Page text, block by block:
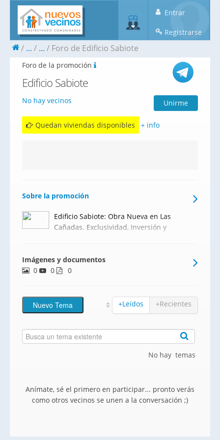
Entrar
Registrarse
... ... Foro de Edificio Sabiote
Foro de la promoción
Edificio Sabiote
No hay vecinos Unirme
Quedan viviendas disponibles + info
Sobre la promoción
Edificio Sabiote: Obra Nueva en Las
Cañadas. Exclusividad, Inversión y
carácter exclusivo compuesta por solo 8
viviendas en Las Cañadas, Mijas Costa. Un
Imágenes y documentos
0
0 0
+Leídos +Recientes
No hay temas
Anímate, sé el primero en participar... pronto verás
como otros vecinos se unen a la conversación ;)